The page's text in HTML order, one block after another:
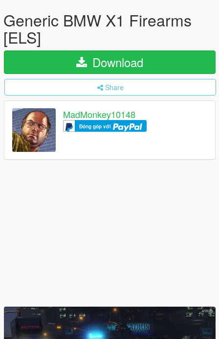
Generic BMW X1 Firearms
[ELS]
Download
Share
MadMonkey10148
Đóng góp với